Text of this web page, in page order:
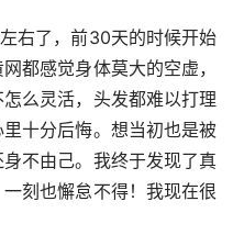
右了，前30天的时候开始
都感觉身体莫大的空虚，
么灵活，头发都难以打理
十分后悔。想当初也是被
不由己。我终于发现了真
刻也懈怠不得！我现在很